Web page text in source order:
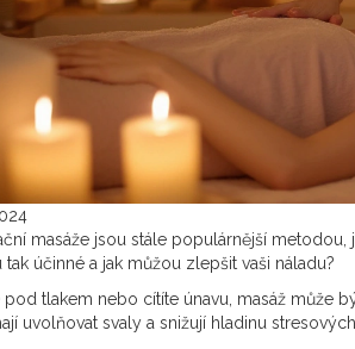
masáže jsou stále populárnější
tak účinné a jak můžou zlepšit vaši náladu?
pod tlakem nebo cítíte únavu, masáž může
uvolňovat svaly a snižují hladinu